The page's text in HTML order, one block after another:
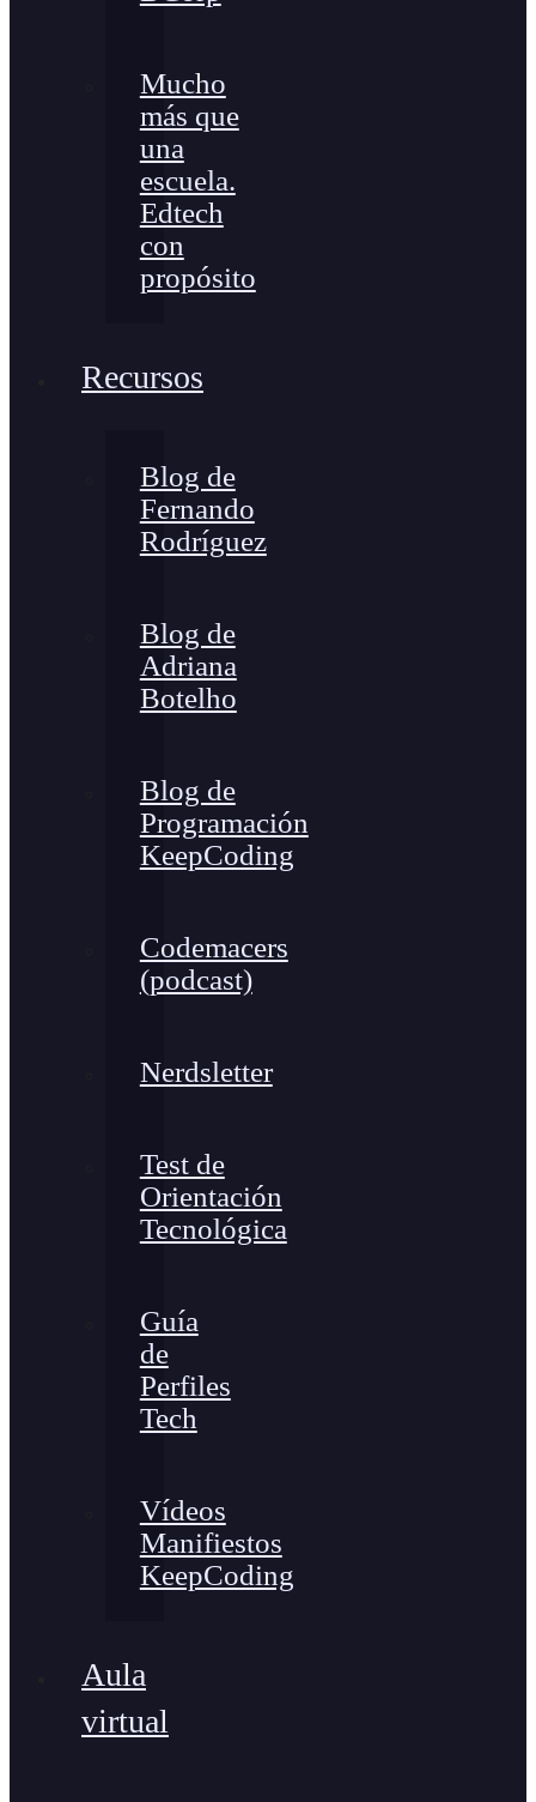
Mucho
más que
una
escuela.
Edtech
con
propósito
Recursos
Blog de
Fernando
Rodríguez
Blog de
Adriana
Botelho
Blog de
Programación
KeepCoding
Codemacers
(podcast)
Nerdsletter
Test de
Orientación
Tecnológica
Guía
de
Perfiles
Tech
Vídeos
Manifiestos
KeepCoding
Aula
virtual